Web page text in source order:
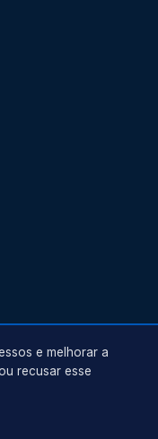
e melhorar a
recusar esse